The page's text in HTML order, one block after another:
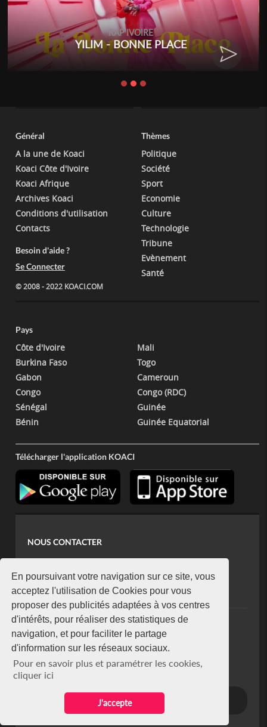
En poursuivant votre navigation sur ce site, vous
acceptez l'utilisation de Cookies pour vous
proposer des publicités adaptées à vos centres
d'intérêts, pour réaliser des statistiques de
navigation, et pour faciliter le partage
d'information sur les réseaux sociaux.
Pour en savoir plus et paramétrer les cookies,
cliquer ici
J'accepte
RAP IVOIRE
YILIM - BONNE PLACE
Général
A la une de Koaci
Koaci Côte d'Ivoire
Koaci Afrique
Archives Koaci
Conditions d'utilisation
Contacts
Besoin d'aide ?
Se Connecter
© 2008 - 2022 KOACI.COM
Thèmes
Politique
Société
Sport
Economie
Culture
Technologie
Tribune
Evènement
Santé
Pays
Côte d'Ivoire
Burkina Faso
Gabon
Congo
Sénégal
Bénin
Mali
Togo
Cameroun
Congo (RDC)
Guinée
Guinée Equatorial
Télécharger l'application KOACI
NOUS CONTACTER
koaci@yahoo.fr
+225 07 08 85 52 93
NEWSLETTER
Restez connecté via notre newsletter
S'abonner
Se désabonner